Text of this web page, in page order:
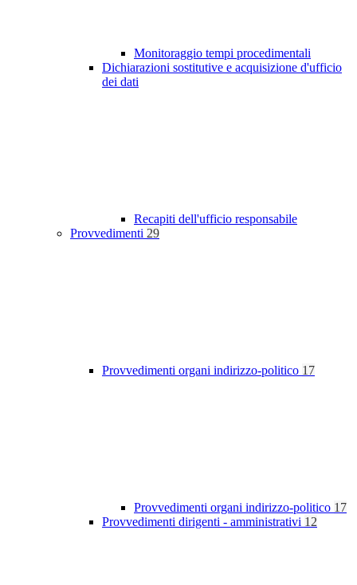
Monitoraggio tempi procedimentali
Dichiarazioni sostitutive e acquisizione d'ufficio
dei dati
Recapiti dell'ufficio responsabile
Provvedimenti 29
Provvedimenti organi indirizzo-politico 17
Provvedimenti organi indirizzo-politico 17
Provvedimenti dirigenti - amministrativi 12